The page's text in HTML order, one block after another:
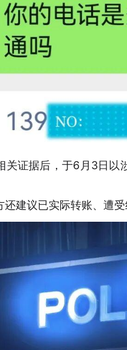
关证据后，于6月3日
还建议已实际转账、遭